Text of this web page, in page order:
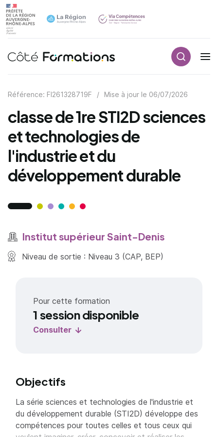
Navigation principale
Référence: FI261328719F / Mise à jour le 06/07/2026
classe de 1re STI2D sciences
et technologies de
l'industrie et du
développement durable
Institut supérieur Saint-Denis
Niveau de sortie : Niveau 3 (CAP, BEP)
Pour cette formation
1 session disponible
Consulter
Objectifs
La série sciences et technologies de l'industrie et
du développement durable (STI2D) développe des
compétences pour toutes celles et tous ceux qui